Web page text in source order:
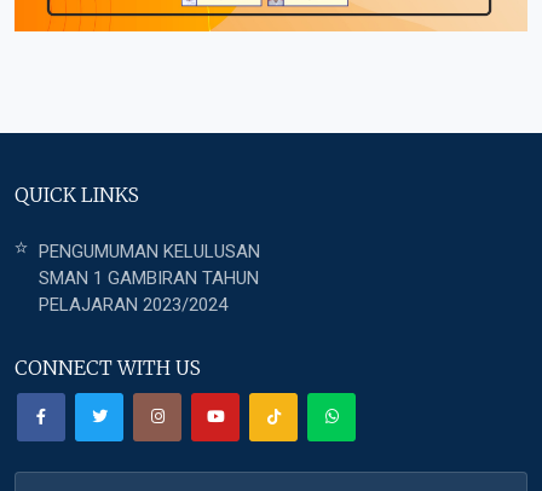
QUICK LINKS
PENGUMUMAN KELULUSAN
SMAN 1 GAMBIRAN TAHUN
PELAJARAN 2023/2024
CONNECT WITH US